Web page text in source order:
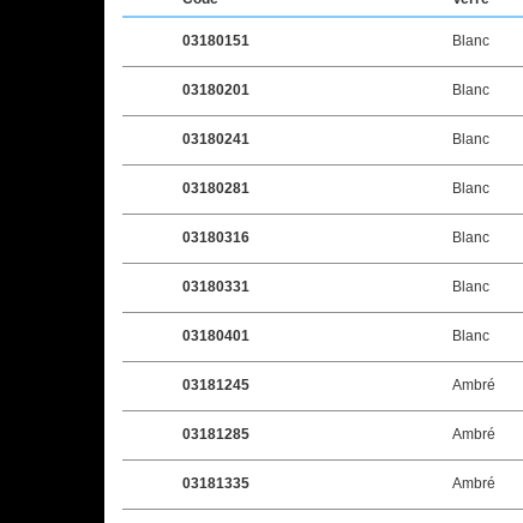
03180151 Blanc
03180201 Blanc
03180241 Blanc
03180281 Blanc
03180316 Blanc
03180331 Blanc
03180401 Blanc
03181245 Ambré
03181285 Ambré
03181335 Ambré